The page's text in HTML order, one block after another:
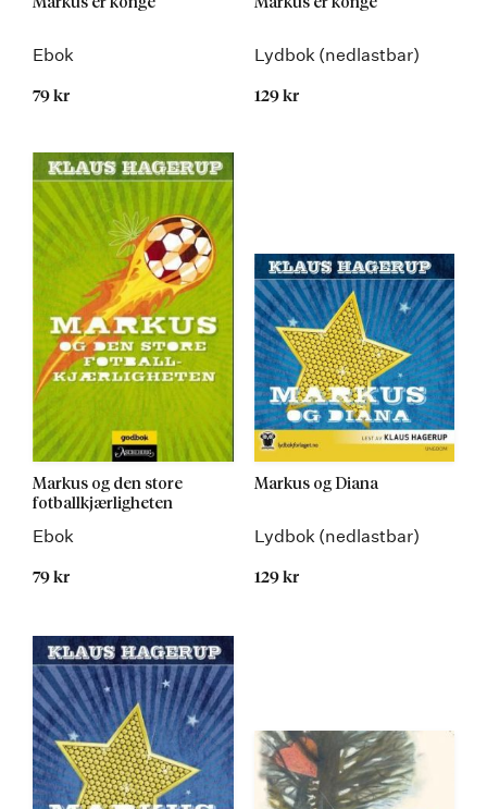
Ebok
79 kr
Lydbok (nedlastbar)
129 kr
Markus og den store
fotballkjærligheten
Ebok
79 kr
Markus og Diana
Lydbok (nedlastbar)
129 kr